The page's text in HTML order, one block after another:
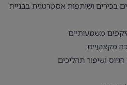
בכירים ושותפות אסטרטגית בבניית
משמעותיים
מקצועיים
ושיפור תהליכים